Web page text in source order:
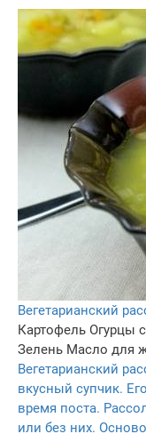
Вегетарианский
Картофель Огурцы
Зелень Масло для
Вегетарианский
вкусный супчик.
время поста.
или без них.